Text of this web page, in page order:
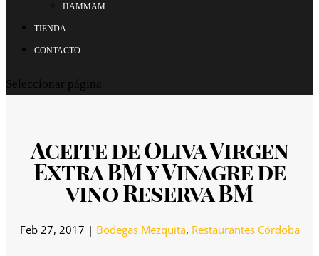
HAMMAM
TIENDA
CONTACTO
Seleccionar página
Aceite de Oliva Virgen
Extra BM y Vinagre de
vino Reserva BM
Feb 27, 2017 | Bodegas Mezquita, Restaurantes Córdoba